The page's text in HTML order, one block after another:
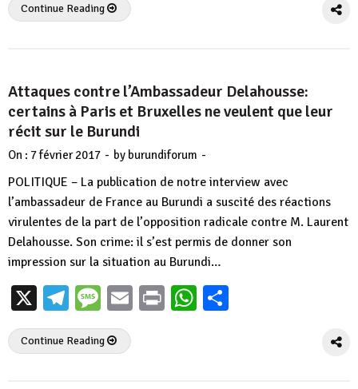
Continue Reading
Attaques contre l’Ambassadeur Delahousse:
certains à Paris et Bruxelles ne veulent que leur
récit sur le Burundi
On : 7 février 2017 - by burundiforum -
POLITIQUE – La publication de notre interview avec
l’ambassadeur de France au Burundi a suscité des réactions
virulentes de la part de l’opposition radicale contre M. Laurent
Delahousse. Son crime: il s’est permis de donner son
impression sur la situation au Burundi…
X Telegram
Message
EmailPrintWhatsApp
Continue Reading